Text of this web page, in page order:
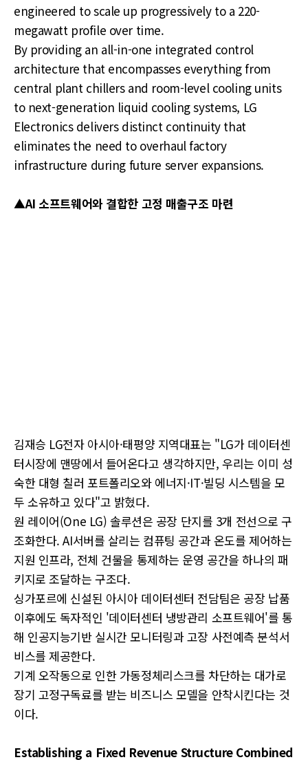
engineered to scale up progressively to a 220-
megawatt profile over time.
By providing an all-in-one integrated control
architecture that encompasses everything from
central plant chillers and room-level cooling units
to next-generation liquid cooling systems, LG
Electronics delivers distinct continuity that
eliminates the need to overhaul factory
infrastructure during future server expansions.
▲AI 소프트웨어와 결합한 고정 매출구조 마련
김재승 LG전자 아시아·태평양 지역대표는 "LG가 데이터센
터시장에 맨땅에서 들어온다고 생각하지만, 우리는 이미 성
숙한 대형 칠러 포트폴리오와 에너지·IT·빌딩 시스템을 모
두 소유하고 있다"고 밝혔다.
원 레이어(One LG) 솔루션은 공장 단지를 3개 전선으로 구
조화한다. AI서버를 살리는 컴퓨팅 공간과 온도를 제어하는
지원 인프라, 전체 건물을 통제하는 운영 공간을 하나의 패
키지로 조달하는 구조다.
싱가포르에 신설된 아시아 데이터센터 전담팀은 공장 납품
이후에도 독자적인 '데이터센터 냉방관리 소프트웨어'를 통
해 인공지능기반 실시간 모니터링과 고장 사전예측 분석서
비스를 제공한다.
기계 오작동으로 인한 가동정체리스크를 차단하는 대가로
장기 고정구독료를 받는 비즈니스 모델을 안착시킨다는 것
이다.
Establishing a Fixed Revenue Structure Combined